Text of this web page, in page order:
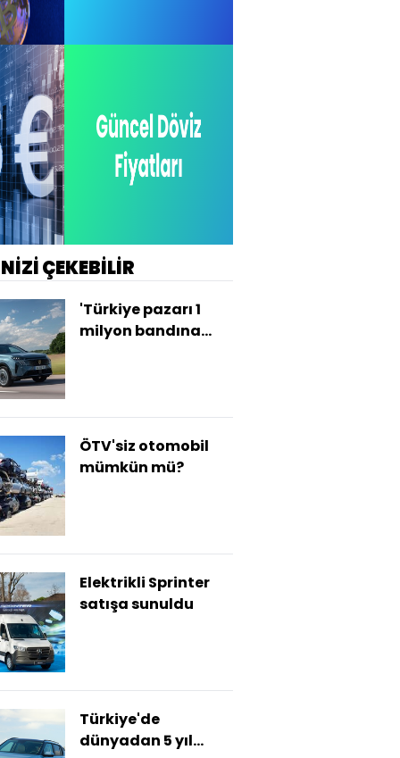
ÇEKEBİLİR
'Türkiye pazarı 1
milyon bandına
ÖTV'siz otomobil
mümkün mü?
Elektrikli Sprinter
satışa sunuldu
Türkiye'de
dünyadan 5 yıl